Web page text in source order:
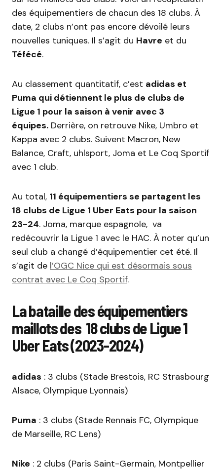
des équipementiers de chacun des 18 clubs. À
date, 2 clubs n’ont pas encore dévoilé leurs
nouvelles tuniques. Il s’agit du Havre et du
Téfécé.
Au classement quantitatif, c’est adidas et
Puma qui détiennent le plus de clubs de
Ligue 1 pour la saison à venir avec 3
équipes. Derrière, on retrouve Nike, Umbro et
Kappa avec 2 clubs. Suivent Macron, New
Balance, Craft, uhlsport, Joma et Le Coq Sportif
avec 1 club.
Au total, 11 équipementiers se partagent les
18 clubs de Ligue 1 Uber Eats pour la saison
23-24. Joma, marque espagnole, va
redécouvrir la Ligue 1 avec le HAC. À noter qu’un
seul club a changé d’équipementier cet été. Il
s’agit de l’OGC Nice qui est désormais sous
contrat avec Le Coq Sportif.
La bataille des équipementiers
maillots des 18 clubs de Ligue 1
Uber Eats (2023-2024)
adidas : 3 clubs (Stade Brestois, RC Strasbourg
Alsace, Olympique Lyonnais)
Puma : 3 clubs (Stade Rennais FC, Olympique
de Marseille, RC Lens)
Nike : 2 clubs (Paris Saint-Germain, Montpellier